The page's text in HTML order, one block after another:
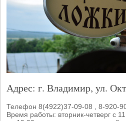
Адрес: г. Владимир, ул.
Телефон 8(4922)37-09-08 , 8-920-
Время работы: вторник-четверг с